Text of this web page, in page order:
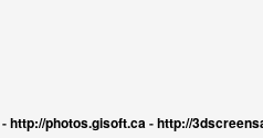
-http://photos.gisoft.ca-http://